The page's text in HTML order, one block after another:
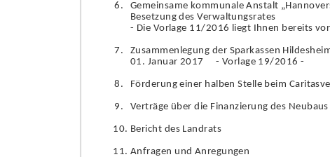
Gemeinsame kommunale Anstalt
Besetzung des Verwaltungsrates
- Die Vorlage 11/2016 liegt Ihnen bereits
Zusammenlegung der Sparkassen
01. Januar 2017 - Vorlage 19/2016 -
Förderung einer halben Stelle beim
Verträge über die Finanzierung des
Bericht des Landrats
Anfragen und Anregungen